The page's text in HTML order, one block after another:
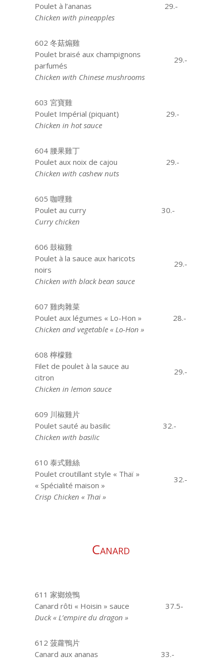
Poulet à l’ananas
Chicken with pineapples
29.-
602 冬菇煽雞
Poulet braisé aux champignons
parfumés
Chicken with Chinese mushrooms
29.-
603 宮寶雞
Poulet Impérial (piquant)
Chicken in hot sauce
29.-
604 腰果雞丁
Poulet aux noix de cajou
Chicken with cashew nuts
29.-
605 咖哩雞
Poulet au curryaaaaa
Curry chicken
30.-
606 鼓椒雞
Poulet à la sauce aux haricots
noirs
Chicken with black bean sauce
29.-
607 雞肉雜菜
Poulet aux légumes « Lo-Hon »
Chicken and vegetable « Lo-Hon »
28.-
608 檸檬雞
Filet de poulet à la sauce au
citron
Chicken in lemon sauce
29.-
609 川椒雞片
Poulet sauté au basilic
Chicken with basilic
32.-
610 泰式雞絲
Poulet croutillant style « Thaï »
« Spécialité maison »
Crisp Chicken « Thai »
32.-
Canard
611 家鄉燒鴨
Canard rôti « Hoisin » sauce
Duck « L’empire du dragon »
37.5-
612 菠蘿鴨片
Canard aux ananas
33.-